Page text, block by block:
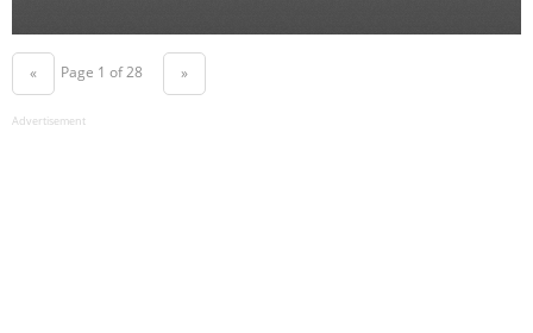
« Page 1 of 28 »
Advertisement